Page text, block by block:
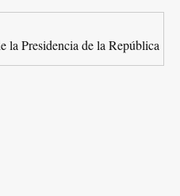
la Presidencia de la República